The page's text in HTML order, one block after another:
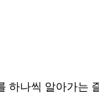
하나씩 알아가는